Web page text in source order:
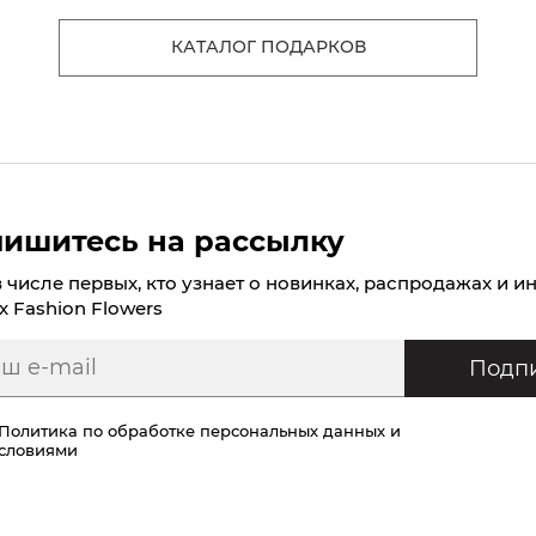
КАТАЛОГ ПОДАРКОВ
на рассылку
числе первых, кто узнает о новинках, распродажах и
Fashion Flowers
по обработке персональных данных и